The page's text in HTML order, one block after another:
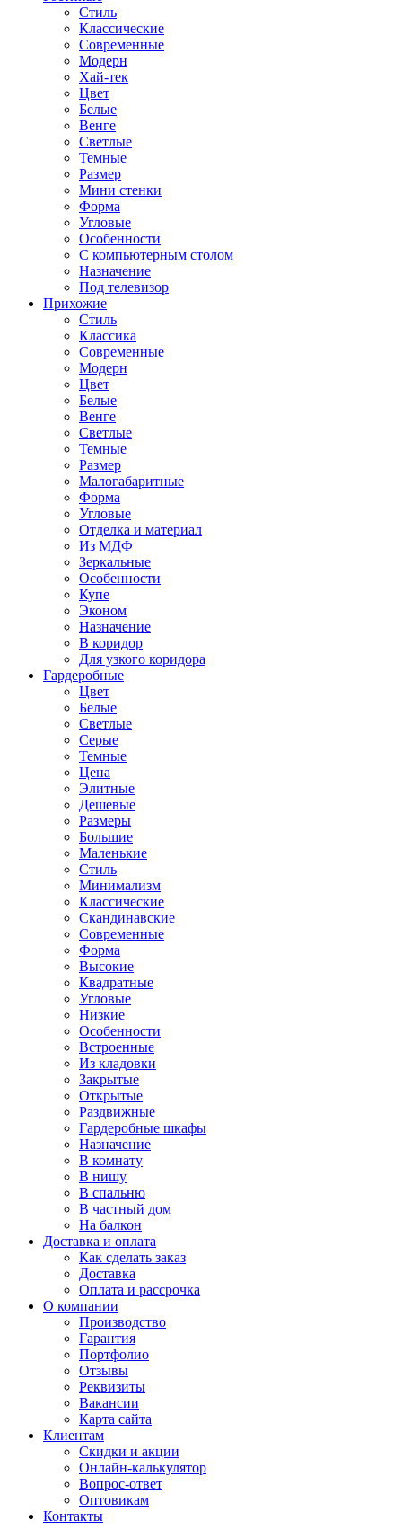
Стиль
Классические
Современные
Модерн
Хай-тек
Цвет
Белые
Венге
Светлые
Темные
Размер
Мини стенки
Форма
Угловые
Особенности
С компьютерным столом
Назначение
Под телевизор
Прихожие
Стиль
Классика
Современные
Модерн
Цвет
Белые
Венге
Светлые
Темные
Размер
Малогабаритные
Форма
Угловые
Отделка и материал
Из МДФ
Зеркальные
Особенности
Купе
Эконом
Назначение
В коридор
Для узкого коридора
Гардеробные
Цвет
Белые
Светлые
Серые
Темные
Цена
Элитные
Дешевые
Размеры
Большие
Маленькие
Стиль
Минимализм
Классические
Скандинавские
Современные
Форма
Высокие
Квадратные
Угловые
Низкие
Особенности
Встроенные
Из кладовки
Закрытые
Открытые
Раздвижные
Гардеробные шкафы
Назначение
В комнату
В нишу
В спальню
В частный дом
На балкон
Доставка и оплата
Как сделать заказ
Доставка
Оплата и рассрочка
О компании
Производство
Гарантия
Портфолио
Отзывы
Реквизиты
Вакансии
Карта сайта
Клиентам
Скидки и акции
Онлайн-калькулятор
Вопрос-ответ
Оптовикам
Контакты